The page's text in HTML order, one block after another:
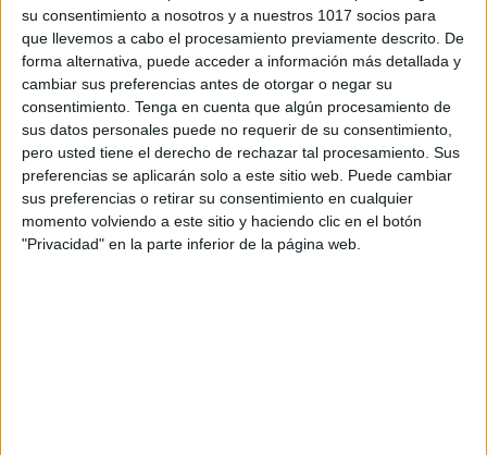
su consentimiento a nosotros y a nuestros 1017 socios para
que llevemos a cabo el procesamiento previamente descrito. De
forma alternativa, puede acceder a información más detallada y
cambiar sus preferencias antes de otorgar o negar su
consentimiento. Tenga en cuenta que algún procesamiento de
sus datos personales puede no requerir de su consentimiento,
pero usted tiene el derecho de rechazar tal procesamiento. Sus
preferencias se aplicarán solo a este sitio web. Puede cambiar
sus preferencias o retirar su consentimiento en cualquier
momento volviendo a este sitio y haciendo clic en el botón
"Privacidad" en la parte inferior de la página web.
ENLACE AL GRUPO
DESCARGA MÁS ABAJO EL
RECURSO EN PDF